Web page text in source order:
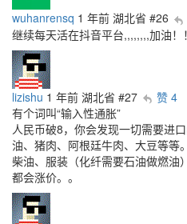
wuhanrensq 1 年前 湖北省 #26
继续每天活在抖音平台,,,,,,,,加油！
lizishu 1 年前 湖北省 #27
赞 4
有个词叫“输入性通胀”
人民币破8，你会发现一切需要进
油、猪肉、阿根廷牛肉、大豆等等
柴油、服装（化纤需要石油做燃油
都会涨价。。